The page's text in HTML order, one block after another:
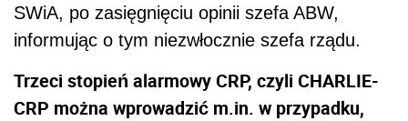
SWiA, po zasięgnięciu opinii szefa ABW,
informując o tym niezwłocznie szefa rządu.
Trzeci stopień alarmowy CRP, czyli CHARLIE-
CRP można wprowadzić m.in. w przypadku,